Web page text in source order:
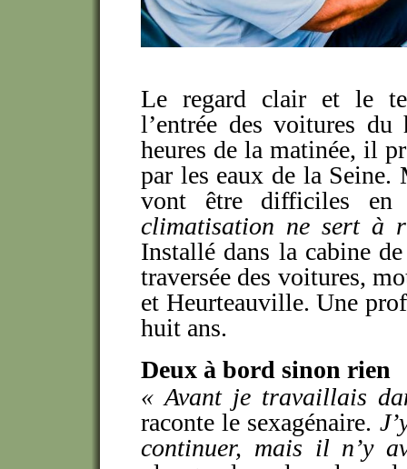
Le regard clair et le
l’entrée des voitures
heures de la matinée, il
par les eaux de la
vont être difficiles
climatisation ne sert à
Installé dans la cabine
traversée des voitures,
et Heurteauville. Une
huit ans.
Deux à bord sinon rien
« Avant je travaillais
raconte le sexagénaire.
continuer, mais il n’y